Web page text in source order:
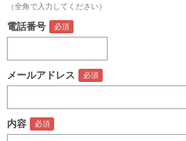
（全角で入力してください）
電話番号
メールアドレス
内容